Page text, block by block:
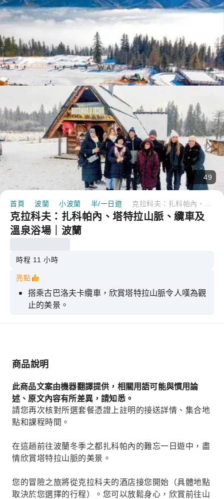
49
首頁 波蘭 小波蘭 半/一日遊
克拉科夫：扎科帕內、塔特拉山脈、纜車及
溫泉浴場｜波蘭
時程 11 小時
亮點
搭乘古巴洛夫卡纜車，欣賞塔特拉山脈令人嘆為觀
止的美景。
在具有療癒和煥發活力功效的天然溫泉浴中放鬆身
探索喬霍沃夫獨特的木質建築和文化
漫步於克魯普夫基街，感受札科帕內熱鬧的中心地
帶。
商品說明
此商品文案由機器翻譯提供，相關用語可能與慣用論
述、原文內容有所差異，請知悉。
請您再次核對所選套餐憑證上註明的接送詳情、集合地
點和課程時間。
在這趟前往波蘭冬季之都扎科帕內的難忘一日遊中，盡
情欣賞塔特拉山脈的美景。
您的冒險之旅將從克拉科夫的酒店接您開始（具體地點
取決於您選擇的行程）。您可以放鬆身心，欣賞前往山